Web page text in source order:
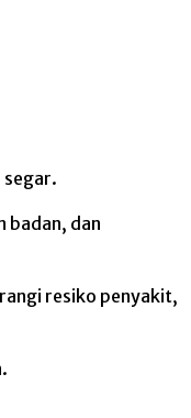
badan, dan
resiko penyakit,